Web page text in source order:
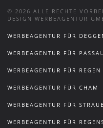
© 2026 ALLE RECHTE
DESIGN WERBEAGENTUR
WERBEAGENTUR FÜR
WERBEAGENTUR FÜR PASSAU
WERBEAGENTUR FÜR REGEN
WERBEAGENTUR FÜR CHAM
WERBEAGENTUR FÜR
WERBEAGENTUR FÜR